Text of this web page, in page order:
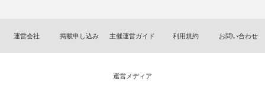
運営会社 掲載申し込み 主催運営ガイド 利用規約 お問い合わせ
運営メディア